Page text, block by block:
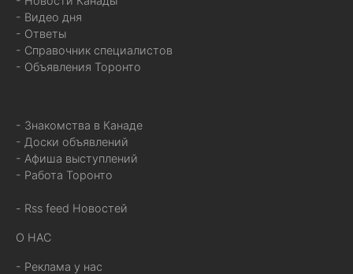
- Видео дня
- Ответы
- Справочник специалистов
- Объявления Торонто
- Знакомства в Канаде
- Доски объявлений
- Афиша выступлений
- Работа Торонто
- Rss feed Новостей
О НАС
- Реклама у нас